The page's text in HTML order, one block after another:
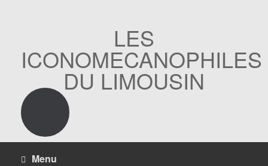
LES
ICONOMECANOPHILES
DU LIMOUSIN
Menu